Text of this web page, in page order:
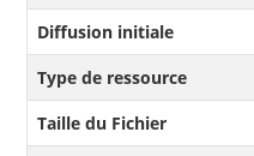
Diffusion initiale
Type de ressource
Taille du Fichier